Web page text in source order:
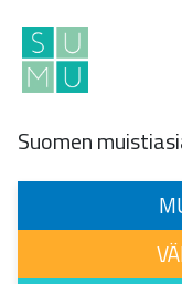
Main
Suomen